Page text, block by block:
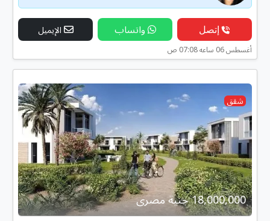
إتصل واتساب الإيميل
أغسطس 06 ساعه 07:08 ص
شقق
18,000,000 جنية مصرى